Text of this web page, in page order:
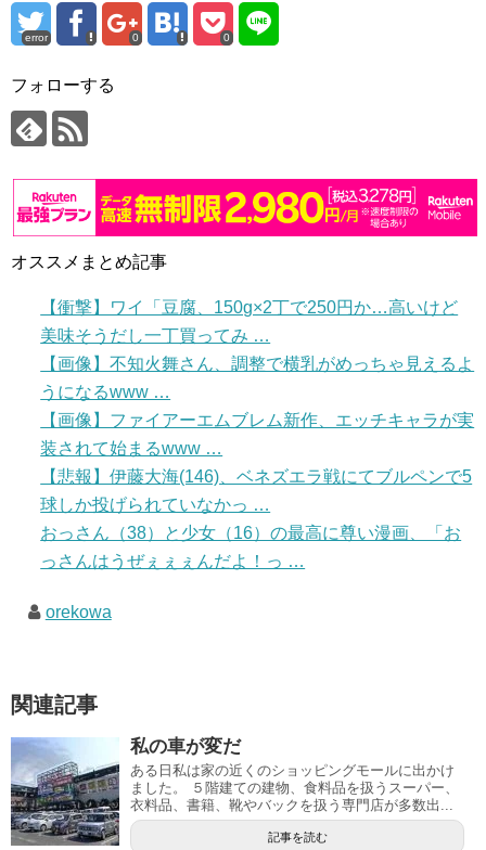
error 0 0
フォローする
オススメまとめ記事
【衝撃】ワイ「豆腐、150g×2丁で250円か…高いけど
美味そうだし一丁買ってみ …
【画像】不知火舞さん、調整で横乳がめっちゃ見えるよ
うになるwww …
【画像】ファイアーエムブレム新作、エッチキャラが実
装されて始まるwww …
【悲報】伊藤大海(146)、ベネズエラ戦にてブルペンで5
球しか投げられていなかっ …
おっさん（38）と少女（16）の最高に尊い漫画、「お
っさんはうぜぇぇぇんだよ！っ …
orekowa
関連記事
私の車が変だ
ある日私は家の近くのショッピングモールに出かけ
ました。 ５階建ての建物、食料品を扱うスーパー、
衣料品、書籍、靴やバックを扱う専門店が多数出...
記事を読む